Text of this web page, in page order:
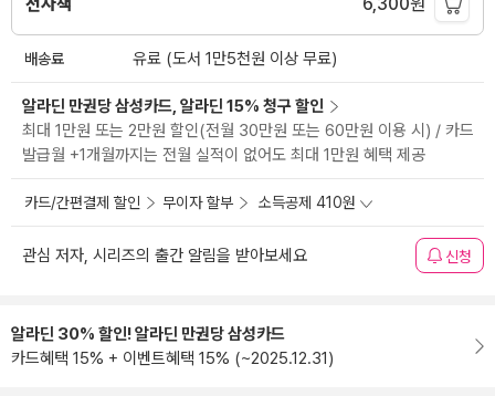
배송료 유료 (도서 1만5천원 이상 무료)
알라딘 만권당 삼성카드, 알라딘 15% 청구 할인
최대 1만원 또는 2만원 할인(전월 30만원 또는 60만원 이용 시) / 카드
발급월 +1개월까지는 전월 실적이 없어도 최대 1만원 혜택 제공
카드/간편결제 할인 무이자 할부 소득공제 410원
관심 저자, 시리즈의 출간 알림을 받아보세요 신청
알라딘 30% 할인! 알라딘 만권당 삼성카드
카드혜택 15% + 이벤트혜택 15% (~2025.12.31)